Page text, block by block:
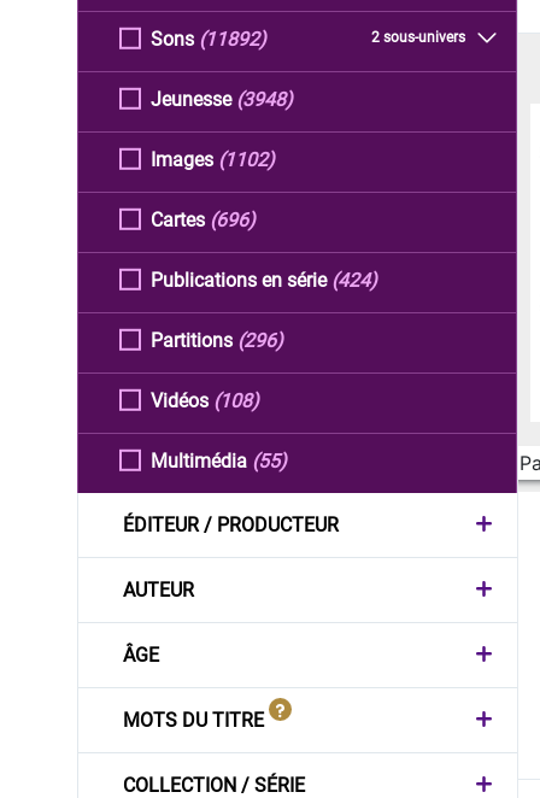
Sons 2 sous-univers
(11892)
Jeunesse (3948)
Images (1102)
Cartes (696)
Publications en série (424)
Partitions (296)
Vidéos (108)
Multimédia (55)
ÉDITEUR / PRODUCTEUR
AUTEUR
ÂGE
MOTS DU TITRE
COLLECTION / SÉRIE